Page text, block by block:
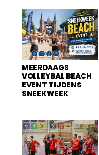
MEERDAAGS
VOLLEYBAL BEACH
EVENT TIJDENS
SNEEKWEEK